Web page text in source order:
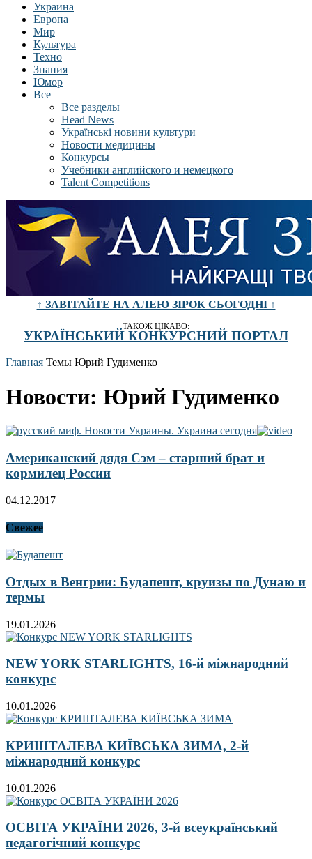
Украина
Европа
Мир
Культура
Техно
Знания
Юмор
Все
Все разделы
Head News
Українські новини культури
Новости медицины
Конкурсы
Учебники английского и немецкого
Talent Competitions
↑ ЗАВІТАЙТЕ НА АЛЕЮ ЗІРОК СЬОГОДНІ ↑
ТАКОЖ ЦІКАВО:
УКРАЇНСЬКИЙ КОНКУРСНИЙ ПОРТАЛ
Главная Темы Юрий Гудименко
Новости: Юрий Гудименко
Американский дядя Сэм – старший брат и
кормилец России
04.12.2017
Свежее
Отдых в Венгрии: Будапешт, круизы по Дунаю и
термы
19.01.2026
NEW YORK STARLIGHTS, 16-й міжнародний
конкурс
10.01.2026
КРИШТАЛЕВА КИЇВСЬКА ЗИМА, 2-й
міжнародний конкурс
10.01.2026
ОСВІТА УКРАЇНИ 2026, 3-й всеукраїнський
педагогічний конкурс